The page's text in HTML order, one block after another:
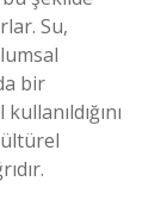
Su,
bir